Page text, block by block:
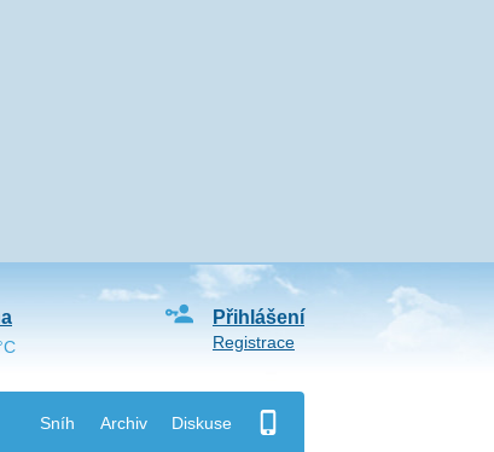
Sníh Archiv Diskuse
Přihlášení
Registrace